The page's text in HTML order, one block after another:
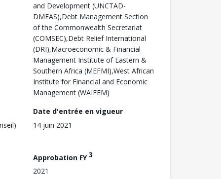
and Development (UNCTAD-
DMFAS),Debt Management Section
of the Commonwealth Secretariat
(COMSEC),Debt Relief International
(DRI),Macroeconomic & Financial
Management Institute of Eastern &
Southern Africa (MEFMI),West African
Institute for Financial and Economic
Management (WAIFEM)
Date d'entrée en vigueur
14 juin 2021
Approbation FY3
2021